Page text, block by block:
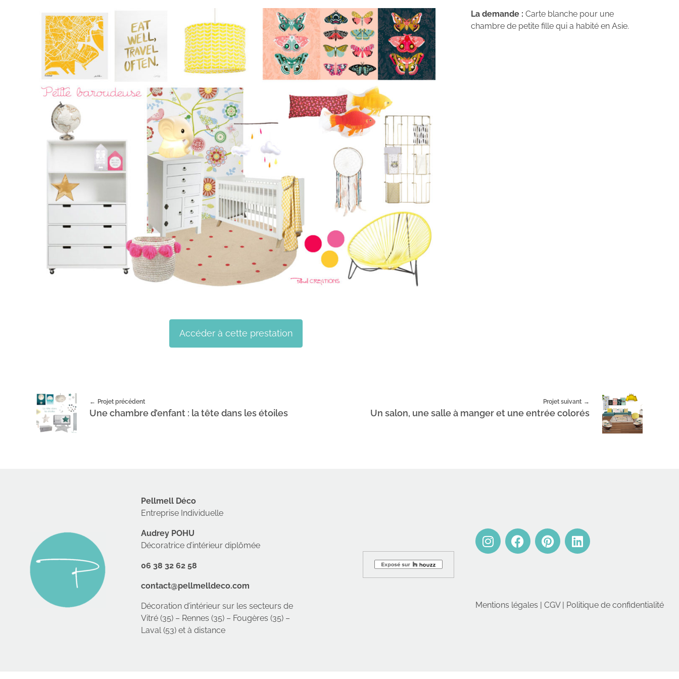
Accéder à cette prestation
La demande : Carte blanche pour une
chambre de petite fille qui a habité en Asie.
Projet précédent
Une chambre d’enfant : la tête dans les étoiles
Projet suivant
Un salon, une salle à manger et une entrée colorés
Pellmell Déco
Entreprise Individuelle
Audrey POHU
Décoratrice d’intérieur diplômée
06 38 32 62 58
contact@pellmelldeco.com
Décoration d’intérieur sur les secteurs de
Vitré (35) – Rennes (35) – Fougères (35) –
Laval (53) et à distance
Mentions légales CGV| Politique de confidentialité